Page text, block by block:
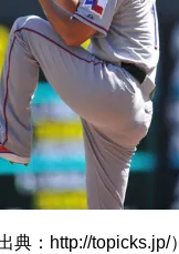
出典：http://topicks.jp/）